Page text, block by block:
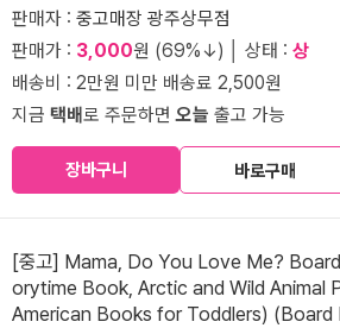
판매자 : 중고매장 광주상무점
판매가 : 3,000원 (69%↓) │ 상태 : 상
배송비 : 2만원 미만 배송료 2,500원
지금 택배로 주문하면오늘 출고 가능
장바구니 바로구매
[중고] Mama, Do You Love Me?
orytime Book, Arctic and Wild Animal
American Books for Toddlers) (Board